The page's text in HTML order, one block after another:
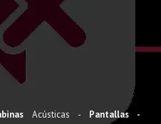
Acústicas - Pantallas -